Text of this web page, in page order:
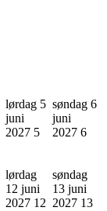
lørdag 5
juni
2027 5
søndag 6
juni
2027 6
lørdag
12 juni
2027 12
søndag
13 juni
2027 13